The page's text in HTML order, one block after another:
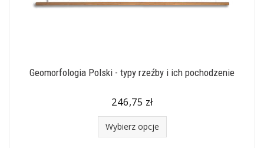
Geomorfologia Polski - typy rzeźby i ich pochodzenie
246,75 zł
Wybierz opcje